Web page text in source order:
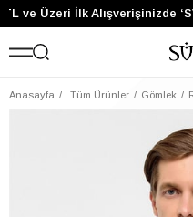
ve Üzeri İlk Alışverişinizde
Anasayfa Tüm Ürünler Gömlek